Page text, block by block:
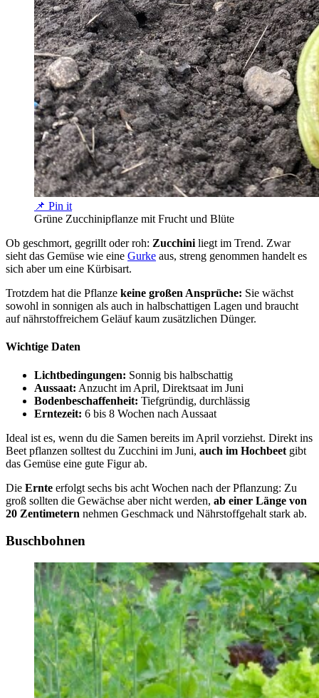
📌 Pin it
Grüne Zucchinipflanze mit Frucht und Blüte
Ob geschmort, gegrillt oder roh: Zucchini liegt im Trend. Zwar
sieht das Gemüse wie eine Gurke aus, streng genommen handelt es
sich aber um eine Kürbisart.
Trotzdem hat die Pflanze keine großen Ansprüche: Sie wächst
sowohl in sonnigen als auch in halbschattigen Lagen und braucht
auf nährstoffreichem Geläuf kaum zusätzlichen Dünger.
Wichtige Daten
Lichtbedingungen: Sonnig bis halbschattig
Aussaat: Anzucht im April, Direktsaat im Juni
Bodenbeschaffenheit: Tiefgründig, durchlässig
Erntezeit: 6 bis 8 Wochen nach Aussaat
Ideal ist es, wenn du die Samen bereits im April vorziehst. Direkt ins
Beet pflanzen solltest du Zucchini im Juni, auch im Hochbeet gibt
das Gemüse eine gute Figur ab.
Die Ernte erfolgt sechs bis acht Wochen nach der Pflanzung: Zu
groß sollten die Gewächse aber nicht werden, ab einer Länge von
20 Zentimetern nehmen Geschmack und Nährstoffgehalt stark ab.
Buschbohnen